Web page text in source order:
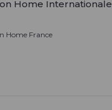
Home Internationale
Home France